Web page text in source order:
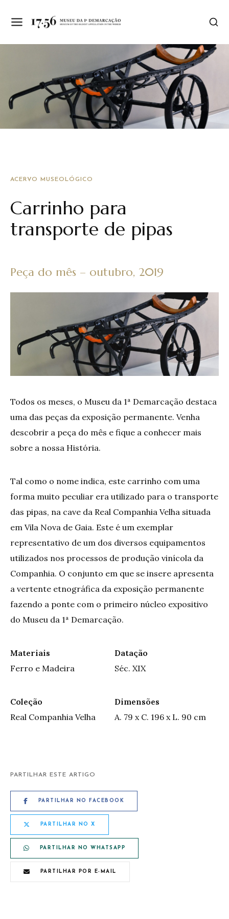
ACERVO MUSEOLÓGICO
Carrinho para
transporte de pipas
Peça do mês – outubro, 2019
Todos os meses, o Museu da 1ª Demarcação destaca
uma das peças da exposição permanente. Venha
descobrir a peça do mês e fique a conhecer mais
sobre a nossa História.
Tal como o nome indica, este carrinho com uma
forma muito peculiar era utilizado para o transporte
das pipas, na cave da Real Companhia Velha situada
em Vila Nova de Gaia. Este é um exemplar
representativo de um dos diversos equipamentos
utilizados nos processos de produção vinícola da
Companhia. O conjunto em que se insere apresenta
a vertente etnográfica da exposição permanente
fazendo a ponte com o primeiro núcleo expositivo
do Museu da 1ª Demarcação.
Materiais
Ferro e Madeira
Datação
Séc. XIX
Coleção
Real Companhia Velha
Dimensões
A. 79 x C. 196 x L. 90 cm
PARTILHAR ESTE ARTIGO
PARTILHAR NO FACEBOOK
PARTILHAR NO X
PARTILHAR NO WHATSAPP
PARTILHAR POR E-MAIL